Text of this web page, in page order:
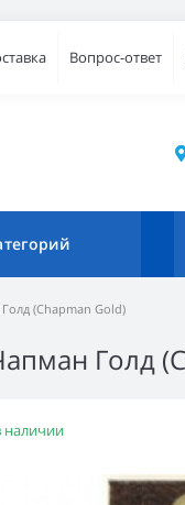
Вопрос-ответ
(Chapman Gold)
Голд
наличии